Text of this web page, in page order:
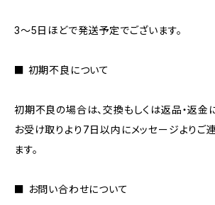
3〜5日ほどで発送予定でございます。
■ 初期不良について
初期不良の場合は、交換もしくは返品・返金
お受け取りより7日以内にメッセージよりご
ます。
■ お問い合わせについて